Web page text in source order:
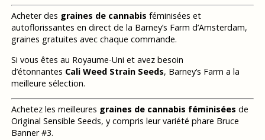
Acheter des graines de cannabis féminisées et
autoflorissantes en direct de la Barney’s Farm d’Amsterdam,
graines gratuites avec chaque commande.
Si vous êtes au Royaume-Uni et avez besoin
d’étonnantes Cali Weed Strain Seeds, Barney’s Farm a la
meilleure sélection.
Achetez les meilleures graines de cannabis féminisées de
Original Sensible Seeds, y compris leur variété phare Bruce
Banner #3.